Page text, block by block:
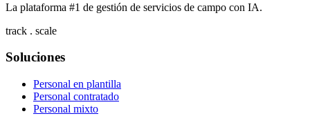
La plataforma #1 de gestión de servicios de campo con IA.
track . scale
Soluciones
Personal en plantilla
Personal contratado
Personal mixto